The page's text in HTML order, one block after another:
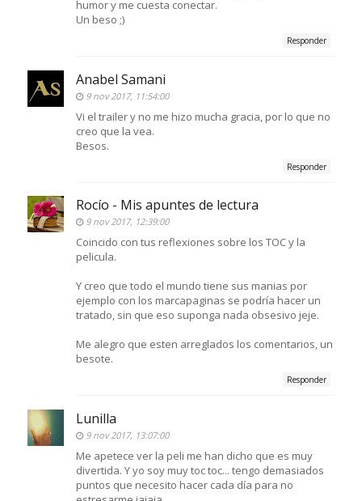
humor y me cuesta conectar.
Un beso ;)
Responder
Anabel Samani
9 nov 2017, 11:54:00
Vi el trailer y no me hizo mucha gracia, por lo que no
creo que la vea.
Besos.
Responder
Rocío - Mis apuntes de lectura
9 nov 2017, 12:39:00
Coincido con tus reflexiones sobre los TOC y la
pelicula.
Y creo que todo el mundo tiene sus manias por
ejemplo con los marcapaginas se podría hacer un
tratado, sin que eso suponga nada obsesivo jeje.
Me alegro que esten arreglados los comentarios, un
besote.
Responder
Lunilla
9 nov 2017, 13:07:00
Me apetece ver la peli me han dicho que es muy
divertida. Y yo soy muy toc toc... tengo demasiados
puntos que necesito hacer cada día para no